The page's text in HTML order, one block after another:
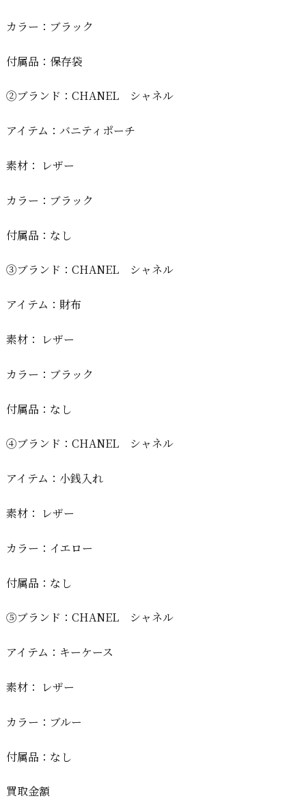
カラー：ブラック
付属品：保存袋
②ブランド：CHANEL シャネル
アイテム：バニティポーチ
素材： レザー
カラー：ブラック
付属品：なし
③ブランド：CHANEL シャネル
アイテム：財布
素材： レザー
カラー：ブラック
付属品：なし
④ブランド：CHANEL シャネル
アイテム：小銭入れ
素材： レザー
カラー：イエロー
付属品：なし
⑤ブランド：CHANEL シャネル
アイテム：キーケース
素材： レザー
カラー：ブルー
付属品：なし
買取金額